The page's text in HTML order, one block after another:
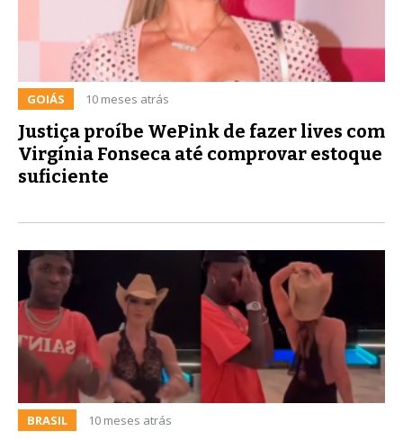
GOIÁS 10 meses atrás
Justiça proíbe WePink de fazer lives com
Virgínia Fonseca até comprovar estoque
suficiente
BRASIL 10 meses atrás